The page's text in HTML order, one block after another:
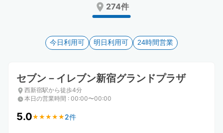
the
keyboard
shortcuts
for
changing
dates.
mark
key
the
keyboard
shortcuts
for
changing
dates.
274件
今日利用可 明日利用可 24時間営業
セブン－イレブン新宿グランドプラザ
西新宿駅から徒歩4分
本日の営業時間 : 00:00〜00:00
5.0★ ★ ★ ★ ★
★ ★ ★ ★ ★ 2件